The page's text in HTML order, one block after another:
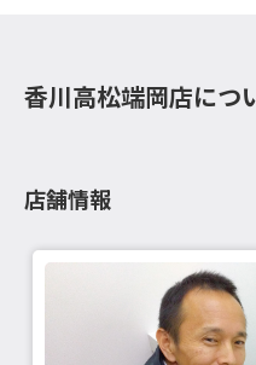
香川高松端岡店につ
店舗情報